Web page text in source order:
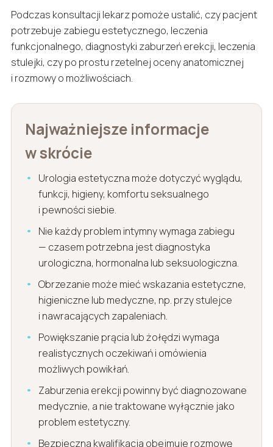
Podczas konsultacji lekarz pomoże ustalić, czy pacjent
potrzebuje zabiegu estetycznego, leczenia
funkcjonalnego, diagnostyki zaburzeń erekcji, leczenia
stulejki, czy po prostu rzetelnej oceny anatomicznej
i rozmowy o możliwościach.
Najważniejsze informacje
w skrócie
Urologia estetyczna może dotyczyć wyglądu,
funkcji, higieny, komfortu seksualnego
i pewności siebie.
Nie każdy problem intymny wymaga zabiegu
— czasem potrzebna jest diagnostyka
urologiczna, hormonalna lub seksuologiczna.
Obrzezanie może mieć wskazania estetyczne,
higieniczne lub medyczne, np. przy stulejce
i nawracających zapaleniach.
Powiększanie prącia lub żołędzi wymaga
realistycznych oczekiwań i omówienia
możliwych powikłań.
Zaburzenia erekcji powinny być diagnozowane
medycznie, a nie traktowane wyłącznie jako
problem estetyczny.
Bezpieczna kwalifikacja obejmuje rozmowę